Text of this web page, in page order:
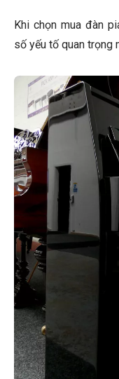
Khi chọn mua đàn
số yếu tố quan trọng